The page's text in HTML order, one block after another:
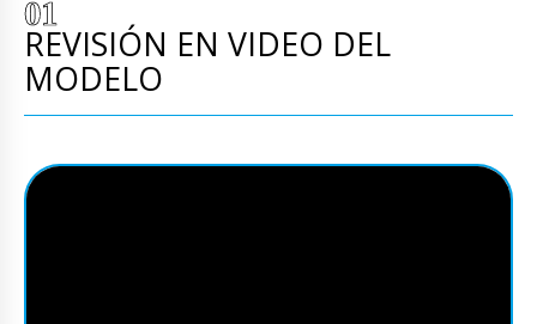
REVISIÓN EN VIDEO DEL
MODELO